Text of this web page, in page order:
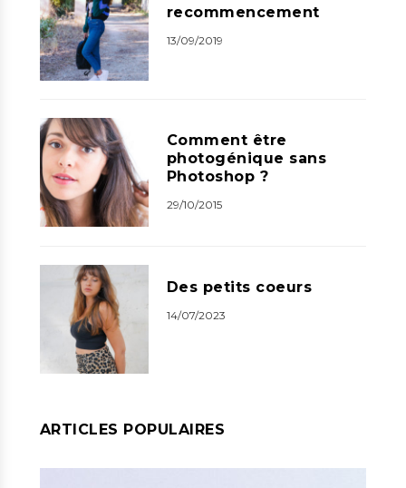
recommencement
13/09/2019
Comment être
photogénique sans
Photoshop ?
29/10/2015
Des petits coeurs
14/07/2023
ARTICLES POPULAIRES